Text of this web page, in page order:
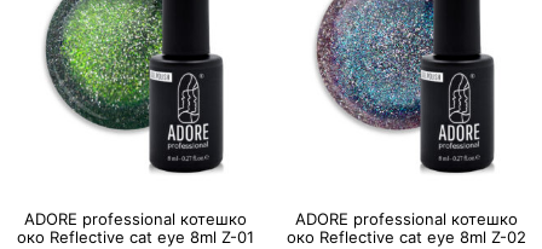
ADORE professional котешко
око Reflective cat eye 8ml Z-01
ADORE professional котешко
око Reflective cat eye 8ml Z-02